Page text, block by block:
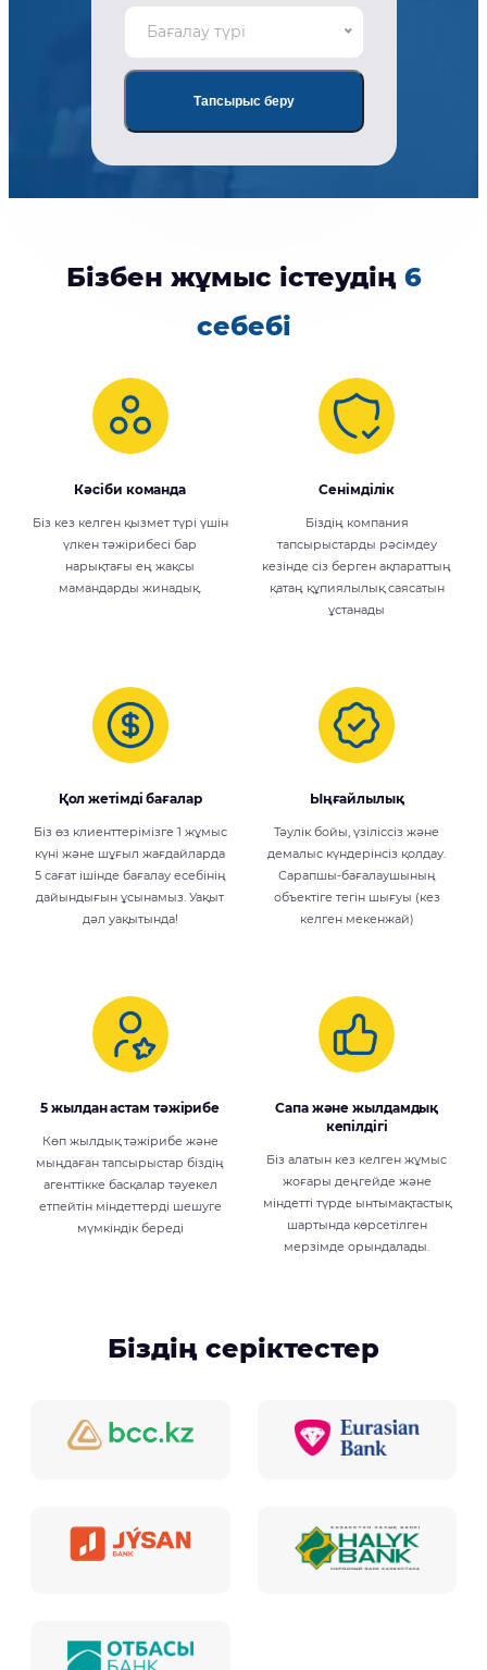
Бағалау түрі
Тапсырыс беру
Бізбен жұмыс істеудің 6
себебі
Кәсіби команда
Біз кез келген қызмет түрі үшін
үлкен тәжірибесі бар
нарықтағы ең жақсы
мамандарды жинадық.
Сенімділік
Біздің компания
тапсырыстарды рәсімдеу
кезінде сіз берген ақпараттың
қатаң құпиялылық саясатын
ұстанады
Қол жетімді бағалар
Біз өз клиенттерімізге 1 жұмыс
күні және шұғыл жағдайларда
5 сағат ішінде бағалау есебінің
дайындығын ұсынамыз. Уақыт
дәл уақытында!
Ыңғайлылық
Тәулік бойы, үзіліссіз және
демалыс күндерінсіз қолдау.
Сарапшы-бағалаушының
объектіге тегін шығуы (кез
келген мекенжай)
5 жылдан астам тәжірибе
Көп жылдық тәжірибе және
мыңдаған тапсырыстар біздің
агенттікке басқалар тәуекел
етпейтін міндеттерді шешуге
мүмкіндік береді
Сапа және жылдамдық
кепілдігі
Біз алатын кез келген жұмыс
жоғары деңгейде және
міндетті түрде ынтымақтастық
шартында көрсетілген
мерзімде орындалады.
Біздің серіктестер